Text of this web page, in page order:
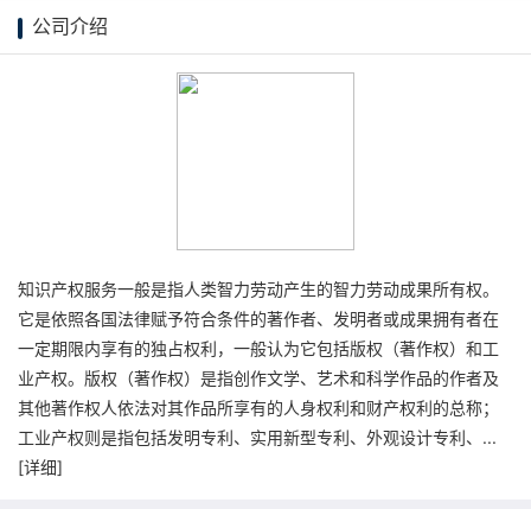
公司介绍
知识产权服务一般是指人类智力劳动产生的智力劳动成果所有权。
它是依照各国法律赋予符合条件的著作者、发明者或成果拥有者在
一定期限内享有的独占权利，一般认为它包括版权（著作权）和工
业产权。版权（著作权）是指创作文学、艺术和科学作品的作者及
其他著作权人依法对其作品所享有的人身权利和财产权利的总称；
工业产权则是指包括发明专利、实用新型专利、外观设计专利、...
[详细]